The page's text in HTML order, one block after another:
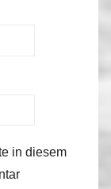
in diesem